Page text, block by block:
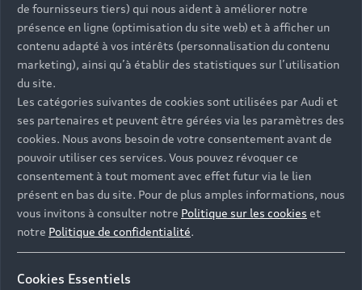
de fournisseurs tiers) qui nous aident à améliorer notre
présence en ligne (optimisation du site web) et à afficher un
contenu adapté à vos intérêts (personnalisation du contenu
marketing), ainsi qu’à établir des statistiques sur l’utilisation
du site.
Les catégories suivantes de cookies sont utilisées par Audi et
ses partenaires et peuvent être gérées via les paramètres des
cookies. Nous avons besoin de votre consentement avant de
pouvoir utiliser ces services. Vous pouvez révoquer ce
consentement à tout moment avec effet futur via le lien
présent en bas du site. Pour de plus amples informations, nous
vous invitons à consulter notre Politique sur les cookies et
notre Politique de confidentialité.
Cookies Essentiels